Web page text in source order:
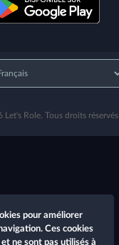
Role. Tous droits réservés
pour améliorer
Ces cookies
ne sont pas utilisés à